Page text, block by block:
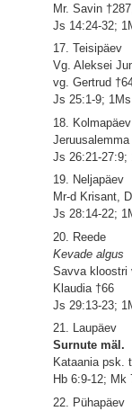
Mr. Savin
Js 14:24-32;
17. Teisipäev
Vg. Aleksei
vg. Gertrud
Js 25:1-9;
18. Kolmapäev
Js 26:21-27:9;
19. Neljapäev
Mr-d Krisant,
Js 28:14-22;
20. Reede
Kevade algus
Savva kloostri
Klaudia †66
Js 29:13-23;
21. Laupäev
Surnute mäl.
Kataania psk.
Hb 6:9-12; Mk
22. Pühapäev